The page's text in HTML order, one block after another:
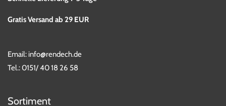
Gratis Versand ab 29 EUR
Email: info@rendech.de
Tel.:0151/ 40 18 26 58
Sortiment